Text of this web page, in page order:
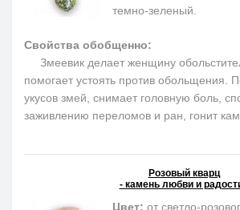
темно-зеленый.
Свойства обобщенно:
Змеевик делает женщину
помогает устоять против обольщения.
укусов змей, снимает головную боль,
заживлению переломов и ран, гонит
Розовый кварц
- камень любви и
Цвет: от светло-